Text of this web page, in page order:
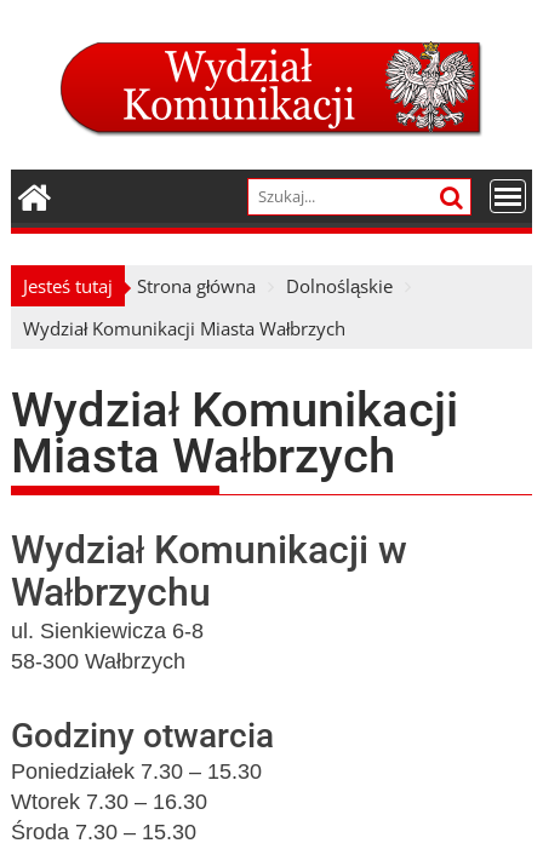
Jesteś tutaj Strona główna
Dolnośląskie
Wydział Komunikacji Miasta Wałbrzych
Wydział Komunikacji
Miasta Wałbrzych
Wydział Komunikacji w
Wałbrzychu
ul. Sienkiewicza 6-8
58-300 Wałbrzych
Godziny otwarcia
Poniedziałek 7.30 – 15.30
Wtorek 7.30 – 16.30
Środa 7.30 – 15.30